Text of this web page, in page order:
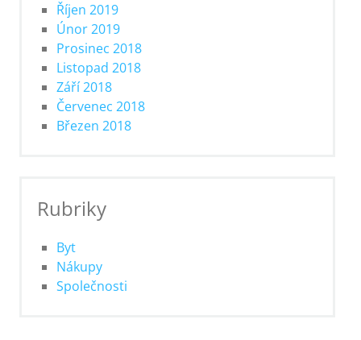
Říjen 2019
Únor 2019
Prosinec 2018
Listopad 2018
Září 2018
Červenec 2018
Březen 2018
Rubriky
Byt
Nákupy
Společnosti